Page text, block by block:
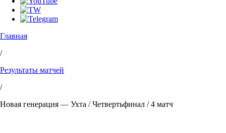
Главная
/
Результаты матчей
/
Новая генерация — Ухта / Четвертьфинал / 4 матч